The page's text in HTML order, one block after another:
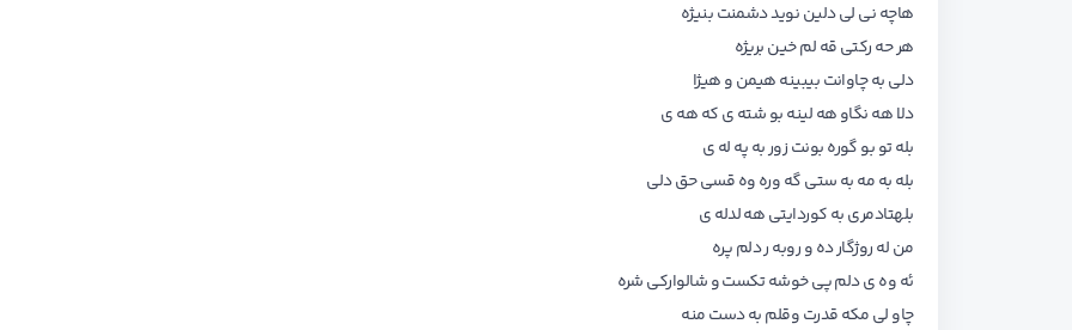
هاچه نی لی دلین نوید دشمنت بنیژه
هر حه رکتی قه لم خین بریژه
دلی به چاوانت بیبینه هیمن و هیژا
دلا هه نگاو هه لینه بو شته ی که هه ی
بله تو بو گوره بونت زور به په له ی
بله به مه به ستی گه وره وه قسی حق دلی
بلهتادمری به کوردایتی هه لدله ی
من له روژگار ده و روبه ر دلم پره
ئه وه ی دلم پی خوشه تکست و شالوارکی شره
چاو لی مکه قدرت وقلم به دست منه